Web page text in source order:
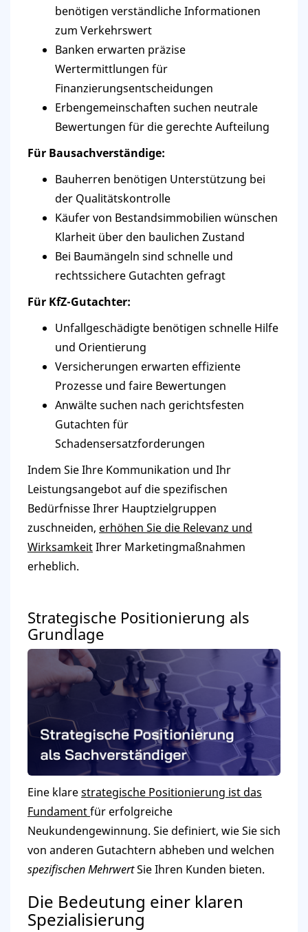
benötigen verständliche Informationen
zum Verkehrswert
Banken erwarten präzise
Wertermittlungen für
Finanzierungsentscheidungen
Erbengemeinschaften suchen neutrale
Bewertungen für die gerechte Aufteilung
Für Bausachverständige:
Bauherren benötigen Unterstützung bei
der Qualitätskontrolle
Käufer von Bestandsimmobilien wünschen
Klarheit über den baulichen Zustand
Bei Baumängeln sind schnelle und
rechtssichere Gutachten gefragt
Für KfZ-Gutachter:
Unfallgeschädigte benötigen schnelle Hilfe
und Orientierung
Versicherungen erwarten effiziente
Prozesse und faire Bewertungen
Anwälte suchen nach gerichtsfesten
Gutachten für
Schadensersatzforderungen
Indem Sie Ihre Kommunikation und Ihr
Leistungsangebot auf die spezifischen
Bedürfnisse Ihrer Hauptzielgruppen
zuschneiden, erhöhen Sie die Relevanz und
WirksamkeitIhrer Marketingmaßnahmen
erheblich.
Strategische Positionierung als
Grundlage
Eine klarestrategische Positionierung ist das
Fundamentfür erfolgreiche
Neukundengewinnung. Sie definiert, wie Sie sich
von anderen Gutachtern abheben und welchen
spezifischen MehrwertSie Ihren Kunden bieten.
Die Bedeutung einer klaren
Spezialisierung